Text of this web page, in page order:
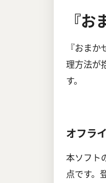
『
『おま
理方法が
す。
オフラ
本ソフト
点です。